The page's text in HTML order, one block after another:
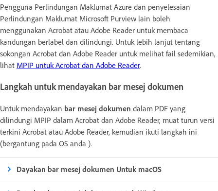
Pengguna Perlindungan Maklumat Azure dan penyelesaian
Perlindungan Maklumat Microsoft Purview lain boleh
menggunakan Acrobat atau Adobe Reader untuk membaca
kandungan berlabel dan dilindungi. Untuk lebih lanjut tentang
sokongan Acrobat dan Adobe Reader untuk melihat fail sedemikian,
lihat MPIP untuk Acrobat dan Adobe Reader.
Langkah untuk mendayakan bar mesej dokumen
Untuk mendayakan bar mesej dokumen dalam PDF yang
dilindungi MPIP dalam Acrobat dan Adobe Reader, muat turun versi
terkini Acrobat atau Adobe Reader, kemudian ikuti langkah ini
(bergantung pada OS anda ).
Dayakan bar mesej dokumen Untuk macOS